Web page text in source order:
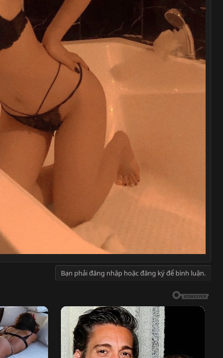
Bạn phải đăng nhập hoặc đăng ký để bình luận.